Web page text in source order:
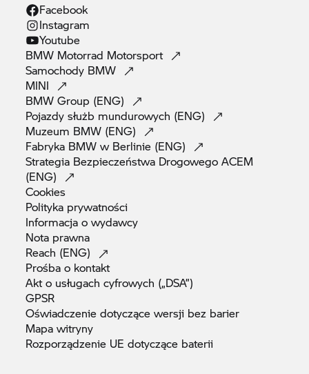
Facebook
Instagram
Youtube
BMW Motorrad Motorsport
Samochody BMW
MINI
BMW Group (ENG)
Pojazdy służb mundurowych (ENG)
Muzeum BMW (ENG)
Fabryka BMW w Berlinie (ENG)
Strategia Bezpieczeństwa Drogowego ACEM
(ENG)
Cookies
Polityka prywatności
Informacja owydawcy
Nota prawna
Reach (ENG)
Prośba o kontakt
Akt o usługach cyfrowych („DSA”)
GPSR
Oświadczenie dotyczące wersji bez barier
Mapawitryny
Rozporządzenie UE dotyczące baterii